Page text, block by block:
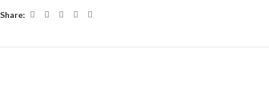
Share: